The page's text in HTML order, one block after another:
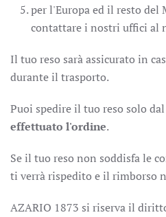
per l'Europa ed il resto del
contattare i nostri uffici al
Il tuo reso sarà assicurato in
durante il trasporto.
Puoi spedire il tuo reso solo dal
effettuato l'ordine.
Se il tuo reso non soddisfa le
ti verrà rispedito e il rimborso
AZARIO 1873 si riserva il